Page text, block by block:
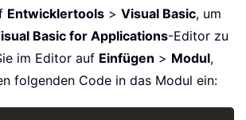
Entwicklertools > Visual Basic, um
Basic for Applications-Editor zu
im Editor auf Einfügen > Modul,
folgenden Code in das Modul ein: